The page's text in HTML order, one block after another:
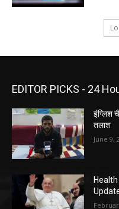
EDITOR PICKS - 24
इंग्लिश
तलाश
June 9,